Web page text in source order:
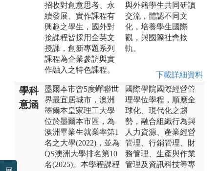
招收對創意思考、永
續發展、實作課程有
興趣之學生，國外對
接課程皆採用全英文
授課，創新專題系列
課程為企業參訪與實
作融入之特色課程。
與外籍學生共同研讀
交流，體認不同文
化，培養學生國際
觀，與國際社會接
軌。
下載詳細資料
學科
意涵
墨爾本市曾5度蟬聯世
界最宜居城市，澳洲
墨爾本皇家理工大學
位於墨爾本市區，為
澳洲畢業生就業率第1
名之大學(2022)，並為
QS澳洲大學排名第10
名(2025)。本學程課程
國際學院國際經營管
理學位學程，順應全
球化、現代化之趨
勢，融合組織行為與
人力資源、產業經營
管理、行銷管理、財
務管理、生產與作業
管理及資訊科技等專